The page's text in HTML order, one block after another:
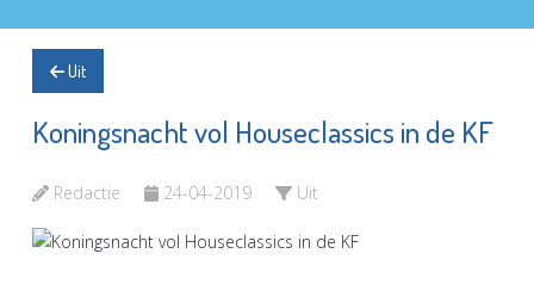
Uit
Koningsnacht vol Houseclassics in de KF
Redactie 24-04-2019 Uit